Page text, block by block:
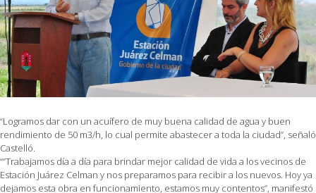
“Logramos dar con un acuífero de muy buena calidad de agua y buen
rendimiento de 50 m3/h, lo cual permite abastecer a toda la ciudad”, señaló
Castelló.
“”Trabajamos día a día para brindar mejor calidad de vida a los vecinos de
Estación Juárez Celman y nos preparamos para recibir a los nuevos. Hoy ya
dejamos esta obra en funcionamiento, estamos muy contentos”, manifestó